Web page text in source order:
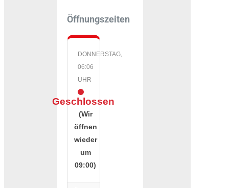
Öffnungszeiten
DONNERSTAG,
06:06
UHR
Geschlossen
(Wir
öffnen
wieder
um
09:00)